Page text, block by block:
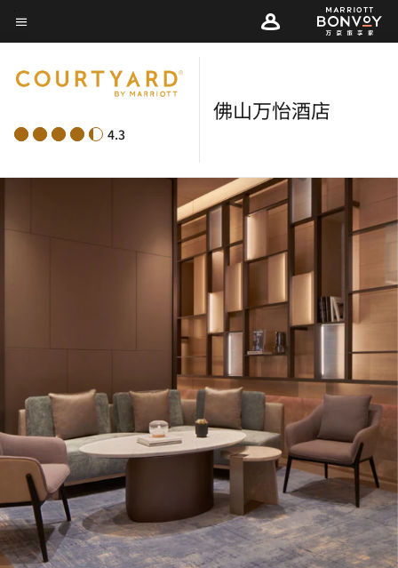
Skip
to
content
菜单文本
4.3
佛山万怡酒店